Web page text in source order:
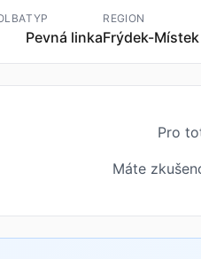
TYP
Pevná linka
REGION
Frýdek-Místek
Pro
Máte